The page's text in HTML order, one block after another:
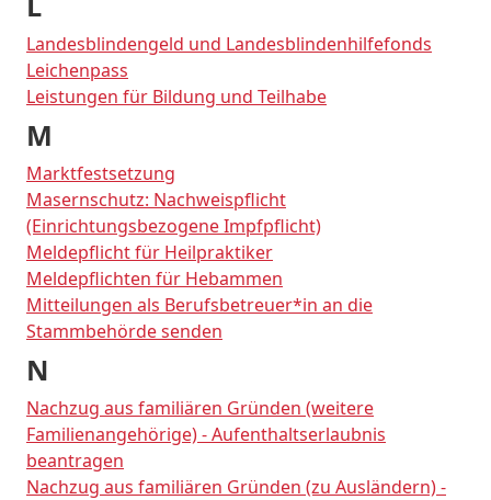
Landesblindengeld und Landesblindenhilfefonds
Leichenpass
Leistungen für Bildung und Teilhabe
M
Marktfestsetzung
Masernschutz: Nachweispflicht
(Einrichtungsbezogene Impfpflicht)
Meldepflicht für Heilpraktiker
Meldepflichten für Hebammen
Mitteilungen als Berufsbetreuer*in an die
Stammbehörde senden
N
Nachzug aus familiären Gründen (weitere
Familienangehörige) - Aufenthaltserlaubnis
beantragen
Nachzug aus familiären Gründen (zu Ausländern) -